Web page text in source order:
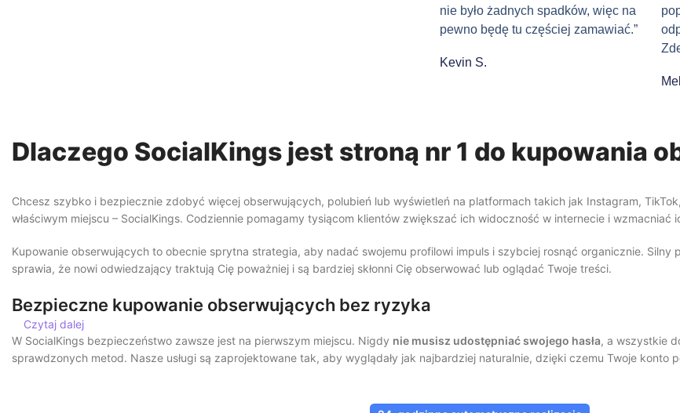
nie było żadnych spadków, więc na
pewno będę tu częściej zamawiać.”
Kevin S.
Dlaczego SocialKings jest stroną nr 1 do kupowania
Chcesz szybko i bezpiecznie zdobyć więcej obserwujących, polubień lub wyświetleń na platformach takich jak Instagram,
właściwym miejscu – SocialKings. Codziennie pomagamy tysiącom klientów zwiększać ich widoczność w internecie i wzmacniać
Kupowanie obserwujących to obecnie sprytna strategia, aby nadać swojemu profilowi impuls i szybciej rosnąć organicznie.
sprawia, że nowi odwiedzający traktują Cię poważniej i są bardziej skłonni Cię obserwować lub oglądać Twoje treści.
Bezpieczne kupowanie obserwujących bez ryzyka
W SocialKings bezpieczeństwo zawsze jest na pierwszym miejscu. Nigdy nie musisz udostępniać swojego hasła, a wszystkie
sprawdzonych metod. Nasze usługi są zaprojektowane tak, aby wyglądały jak najbardziej naturalnie, dzięki czemu Twoje konto
Czytaj dalej